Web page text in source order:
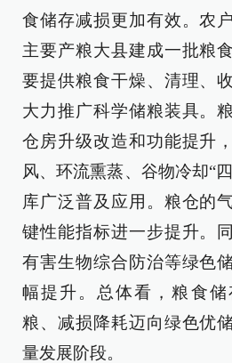
食储存减损更加有效。农
主要产粮大县建成一批粮
要提供粮食干燥、清理、
大力推广科学储粮装具。
仓房升级改造和功能提升
风、环流熏蒸、谷物冷却“
库广泛普及应用。粮仓的
键性能指标进一步提升。
有害生物综合防治等绿色
幅提升。总体看，粮食
粮、减损降耗迈向绿色优
量发展阶段。